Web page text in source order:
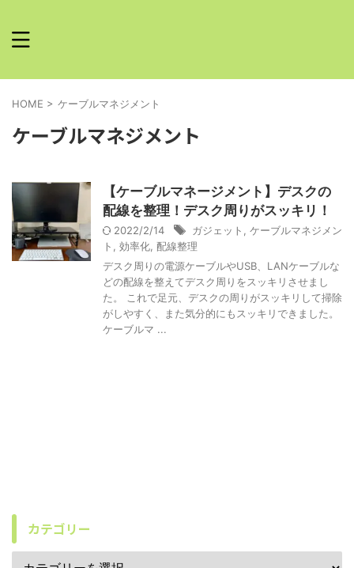
HOME > ケーブルマネジメント
ケーブルマネジメント
【ケーブルマネージメント】デスクの
配線を整理！デスク周りがスッキリ！
2022/2/14 ガジェット
ケーブルマネジメン
ト
効率化 配線整理
デスク周りの電源ケーブルやUSB、LANケーブルな
どの配線を整えてデスク周りをスッキリさせまし
た。 これで足元、デスクの周りがスッキリして掃除
がしやすく、また気分的にもスッキリできました。
ケーブルマ ...
カテゴリー